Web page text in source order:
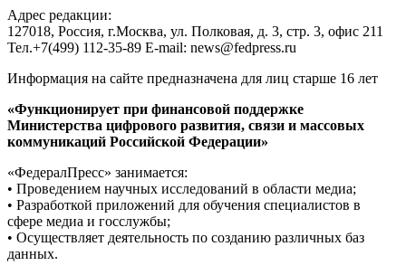
Адрес редакции:
127018, Россия, г.Москва, ул. Полковая, д. 3, стр. 3, офис 211
Тел.+7(499) 112-35-89 E-mail: news@fedpress.ru
Информация на сайте предназначена для лиц старше 16 лет
«Функционирует при финансовой поддержке
Министерства цифрового развития, связи и массовых
коммуникаций Российской Федерации»
«ФедералПресс» занимается:
• Проведением научных исследований в области медиа;
• Разработкой приложений для обучения специалистов в
сфере медиа и госслужбы;
• Осуществляет деятельность по созданию различных баз
данных.